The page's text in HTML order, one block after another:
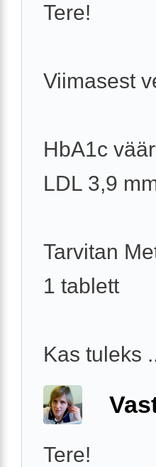
Tere!
Viimasest
HbA1c
LDL 3,9
Tarvitan
1 tablett
Kas tuleks
Tere!